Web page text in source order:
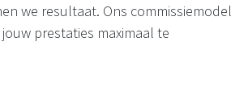
we resultaat. Ons commissiemodel
prestaties maximaal te